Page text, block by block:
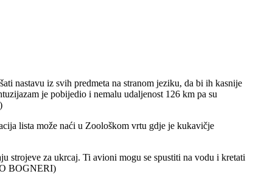
nastavu iz svih predmeta na stranom jeziku, da bi ih kasnije
je pobijedio i nemalu udaljenost 126 km pa su
lista može naći u Zoološkom vrtu gdje je kukavičje
strojeve za ukrcaj. Ti avioni mogu se spustiti na vodu i kretati
BOGNERI)